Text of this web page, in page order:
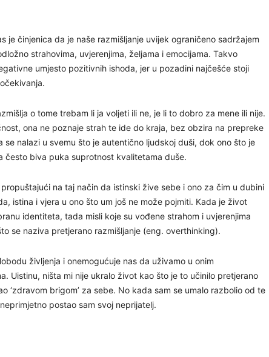
je činjenica da je naše razmišljanje uvijek ograničeno sadržajem
strahovima, uvjerenjima, željama i emocijama. Takvo
umjesto pozitivnih ishoda, jer u pozadini najčešće stoji
o tome trebam li ja voljeti ili ne, je li to dobro za mene ili nije.
ona ne poznaje strah te ide do kraja, bez obzira na prepreke
se nalazi u svemu što je autentično ljudskoj duši, dok ono što je
često biva puka suprotnost kvalitetama duše.
na taj način da istinski žive sebe i ono za čim u dubini
istina i vjera u ono što um još ne može pojmiti. Kada je život
identiteta, tada misli koje su vođene strahom i uvjerenjima
se naziva pretjerano razmišljanje (eng. overthinking).
življenja i onemogućuje nas da uživamo u onim
Uistinu, ništa mi nije ukralo život kao što je to učinilo pretjerano
‘zdravom brigom’ za sebe. No kada sam se umalo razbolio od te
postao sam svoj neprijatelj.